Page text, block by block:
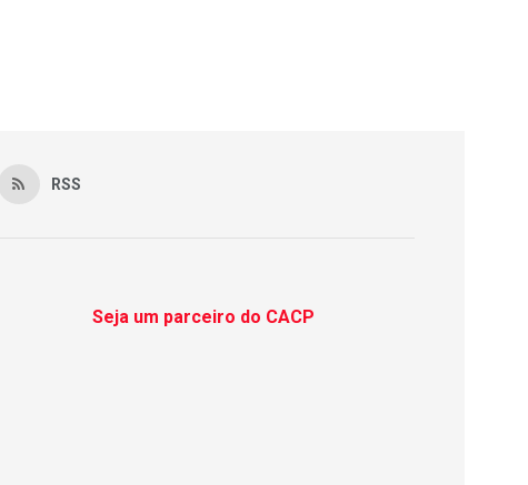
RSS
Seja um parceiro do CACP